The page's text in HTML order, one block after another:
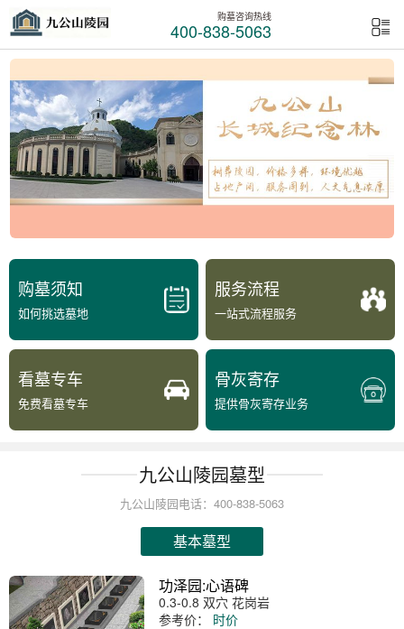
购墓咨询热线
400-838-5063
购墓须知
如何挑选墓地
服务流程
一站式流程服务
看墓专车
免费看墓专车
骨灰寄存
提供骨灰寄存业务
九公山陵园墓型
九公山陵园电话：400-838-5063
基本墓型
功泽园:心语碑
0.3-0.8 双穴 花岗岩
参考价：
时价